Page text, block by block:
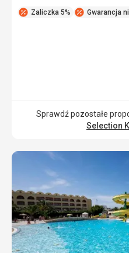
Zaliczka 5% Gwarancja
Sprawdź pozostałe
Selection